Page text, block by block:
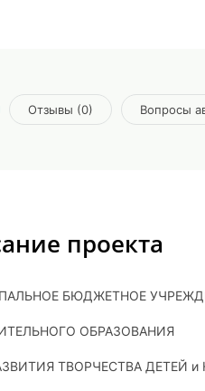
Отзывы (0) Вопросы
проекта
БЮДЖЕТНОЕ
ОБРАЗОВАНИЯ
ТВОРЧЕСТВА ДЕТЕЙ